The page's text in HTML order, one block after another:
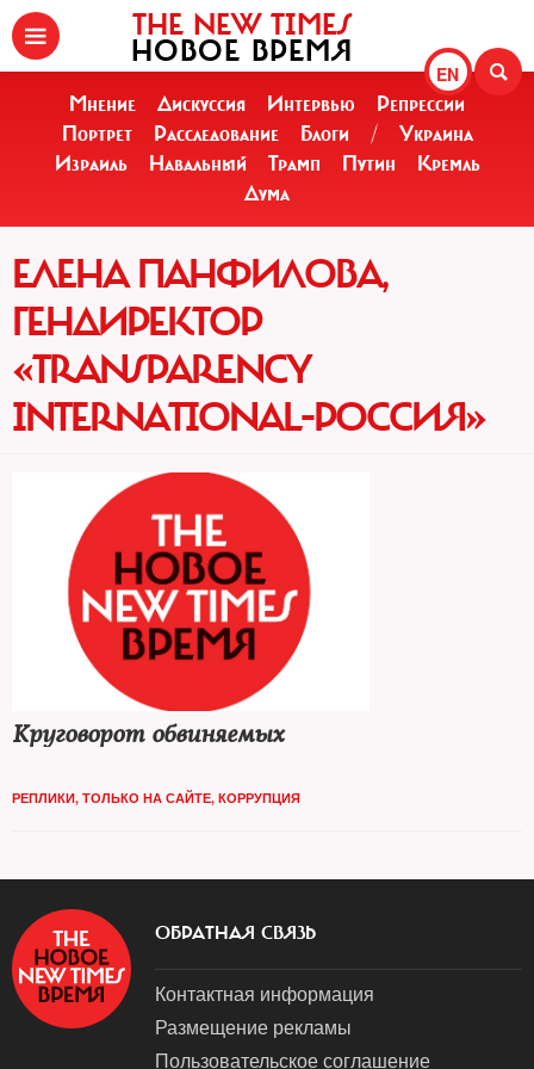
EN
THE NEW TIMES
НОВОЕ ВРЕМЯ
Мнение Дискуссия Интервью
Репрессии
Портрет
Расследование Блоги /
Украина
Израиль
Навальный Трамп Путин
Кремль
Дума
ЕЛЕНА ПАНФИЛОВА,
ГЕНДИРЕКТОР
«TRANSPARENCY
INTERNATIONAL-РОССИЯ»
Круговорот обвиняемых
РЕПЛИКИ, ТОЛЬКО НА САЙТЕ, КОРРУПЦИЯ
ОБРАТНАЯ СВЯЗЬ
Контактная информация
Размещение рекламы
Пользовательское соглашение